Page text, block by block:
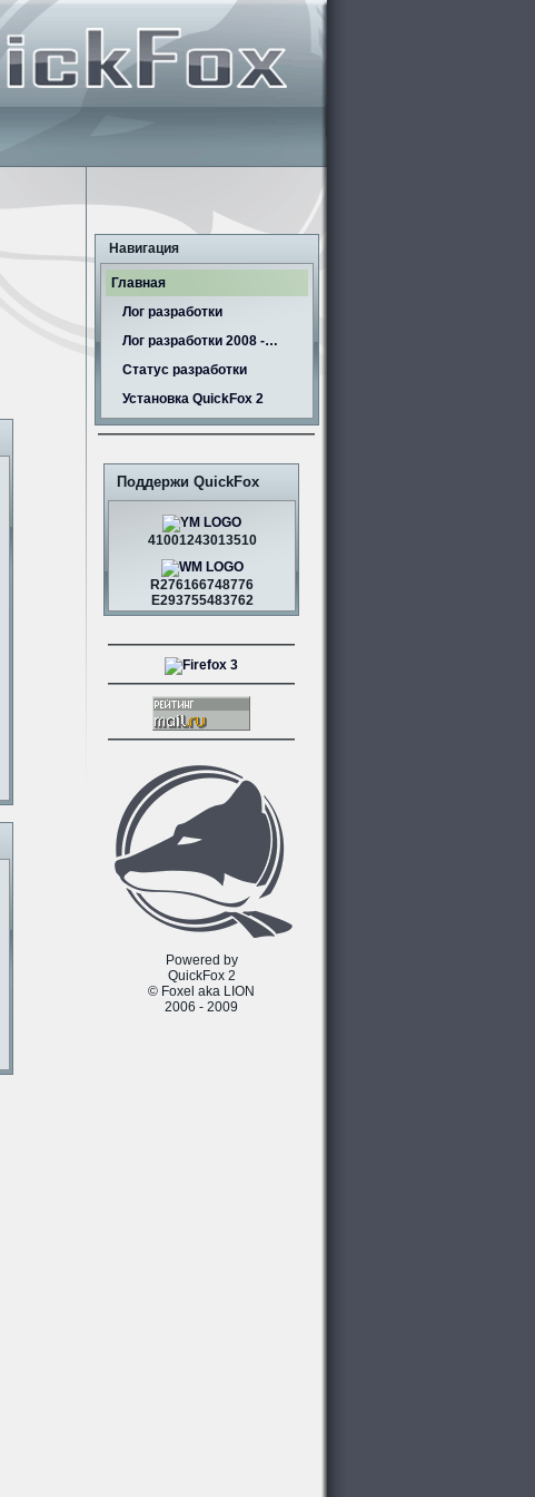
Навигация
Главная
Лог разработки
Лог разработки 2008 -…
Статус разработки
Установка QuickFox 2
Поддержи QuickFox
41001243013510
R276166748776
E293755483762
Powered by
QuickFox 2
© Foxel aka LION
2006 - 2009